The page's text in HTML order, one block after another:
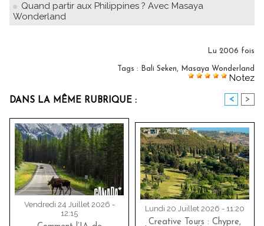
Quand partir aux Philippines ? Avec Masaya
Wonderland
Lu 2006 fois
Tags : Bali Seken, Masaya Wonderland
Notez
DANS LA MÊME RUBRIQUE : < >
Vendredi 24 Juillet 2026 -
12:15
Lundi 20 Juillet 2026 - 11:20
Creative Tours : Chypre,